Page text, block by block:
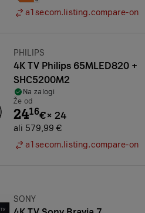
a1secom.listing.compare-on
Znamka:
PHILIPS
4K TV Philips 65MLED820 +
SHC5200M2
Na zalogi
Že od
2416€× 24
ali 579,99 €
a1secom.listing.compare-on
Znamka:
SONY